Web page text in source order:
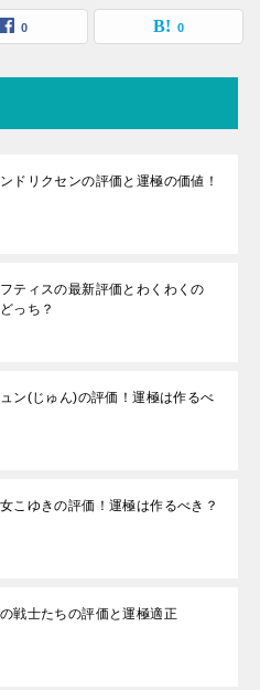
0 0
ドリクセンの評価と運極の価値！
フティスの最新評価とわくわくの
っち？
ュン(じゅん)の評価！運極は作るべ
こゆきの評価！運極は作るべき？
の戦士たちの評価と運極適正